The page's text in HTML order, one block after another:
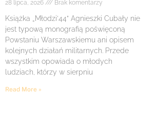
28 lipca, 2026 Brak komentarzy
Książka „Młodzi’44” Agnieszki Cubały nie
jest typową monografią poświęconą
Powstaniu Warszawskiemu ani opisem
kolejnych działań militarnych. Przede
wszystkim opowiada o młodych
ludziach, którzy w sierpniu
Read More »